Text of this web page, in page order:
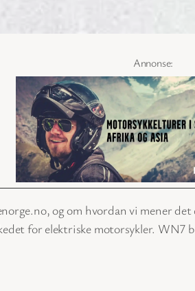
og om hvordan vi mener
for elektriske motorsykler.